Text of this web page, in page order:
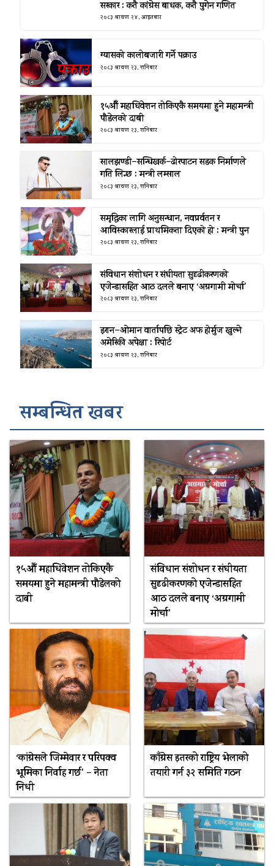
सरकार : कतै कांग्रेस बाधक, कतै पुगेन गणित
२०८३ श्रावण २४, आइतबार
ग्यासको कालोबजारी गर्ने पक्राउ
२०८३ श्रावण २३, शनिबार
१५औँ महाधिवेशन तोकिएकै समयमा हुने महामन्त्री
पौडेलको दाबी
२०८३ श्रावण २३, शनिबार
सालझण्डी–सन्धिखर्क–ढोरपाटन सडक निर्माणले
गति लिन्छ : मन्त्री लम्साल
२०८३ श्रावण २३, शनिबार
समृद्धिका लागि अनुसन्धान, नवप्रर्वतन र
आविस्कारलाई प्राथमिकता दिएको हो : मन्त्री पुन
२०८३ श्रावण २३, शनिबार
संविधान संशोधन र संघीयता सुदृढीकरणको
एजेन्डासहित आठ दलले बनाए ‘अग्रगामी मोर्चा’
२०८३ श्रावण २३, शनिबार
इरान–ओमान वार्तापछि स्ट्रेट अफ होर्मुज खुल्ने
अमेरिकी अपेक्षा : रिपोर्ट
२०८३ श्रावण २३, शनिबार
सम्बन्धित खबर
१५औँ महाधिवेशन तोकिएकै
समयमा हुने महामन्त्री पौडेलको
दाबी
संविधान संशोधन र संघीयता
सुदृढीकरणको एजेन्डासहित
आठ दलले बनाए ‘अग्रगामी
मोर्चा’
‘कांग्रेसले जिम्मेवार र परिपक्व
भूमिका निर्वाह गर्छ’ – नेता
निधी
काँग्रेस इतरको राष्ट्रिय भेलाको
तयारी गर्न ३२ समिति गठन